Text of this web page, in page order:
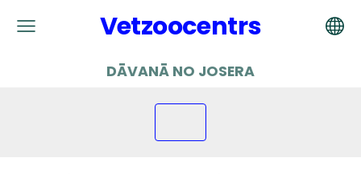
Vetzoocentrs
DĀVANĀ NO JOSERA